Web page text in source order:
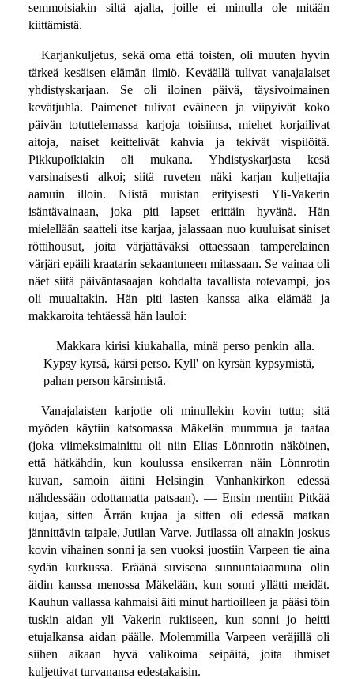
semmoisiakin siltä ajalta, joille ei minulla ole mitään
kiittämistä.
Karjankuljetus, sekä oma että toisten, oli muuten hyvin
tärkeä kesäisen elämän ilmiö. Keväällä tulivat vanajalaiset
yhdistyskarjaan. Se oli iloinen päivä, täysivoimainen
kevätjuhla. Paimenet tulivat eväineen ja viipyivät koko
päivän totuttelemassa karjoja toisiinsa, miehet korjailivat
aitoja, naiset keittelivät kahvia ja tekivät vispilöitä.
Pikkupoikiakin oli mukana. Yhdistyskarjasta kesä
varsinaisesti alkoi; siitä ruveten näki karjan kuljettajia
aamuin illoin. Niistä muistan erityisesti Yli-Vakerin
isäntävainaan, joka piti lapset erittäin hyvänä. Hän
mielellään saatteli itse karjaa, jalassaan nuo kuuluisat siniset
röttihousut, joita värjättäväksi ottaessaan tamperelainen
värjäri epäili kraatarin sekaantuneen mitassaan. Se vainaa oli
näet siitä päiväntasaajan kohdalta tavallista rotevampi, jos
oli muualtakin. Hän piti lasten kanssa aika elämää ja
makkaroita tehtäessä hän lauloi:
Makkara kirisi kiukahalla, minä perso penkin alla.
Kypsy kyrsä, kärsi perso. Kyll' on kyrsän kypsymistä,
pahan person kärsimistä.
Vanajalaisten karjotie oli minullekin kovin tuttu; sitä
myöden käytiin katsomassa Mäkelän mummua ja taataa
(joka viimeksimainittu oli niin Elias Lönnrotin näköinen,
että hätkähdin, kun koulussa ensikerran näin Lönnrotin
kuvan, samoin äitini Helsingin Vanhankirkon edessä
nähdessään odottamatta patsaan). — Ensin mentiin Pitkää
kujaa, sitten Ärrän kujaa ja sitten oli edessä matkan
jännittävin taipale, Jutilan Varve. Jutilassa oli ainakin joskus
kovin vihainen sonni ja sen vuoksi juostiin Varpeen tie aina
sydän kurkussa. Eräänä suvisena sunnuntaiaamuna olin
äidin kanssa menossa Mäkelään, kun sonni yllätti meidät.
Kauhun vallassa kahmaisi äiti minut hartioilleen ja pääsi töin
tuskin aidan yli Vakerin rukiiseen, kun sonni jo heitti
etujalkansa aidan päälle. Molemmilla Varpeen veräjillä oli
siihen aikaan hyvä valikoima seipäitä, joita ihmiset
kuljettivat turvanansa edestakaisin.